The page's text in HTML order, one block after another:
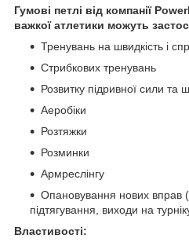
Гумові петлі від компанії
важкої атлетики можуть
Тренувань на швидкість і
Стрибкових тренувань
Розвитку підривної сили та
Аеробіки
Розтяжки
Розминки
Армреслінгу
Опановування нових вправ
підтягування, виходи на
Властивості: